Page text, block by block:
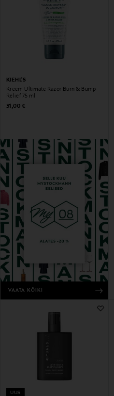
KIEHL'S
Kreem Ultimate Razor Burn & Bump
Relief 75 ml
Original Price
31,00 €
VAATA KÕIKI
UUS